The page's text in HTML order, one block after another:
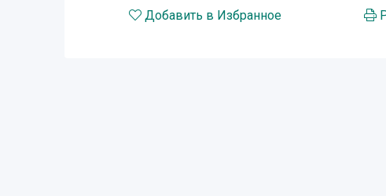
Добавить в Избранное